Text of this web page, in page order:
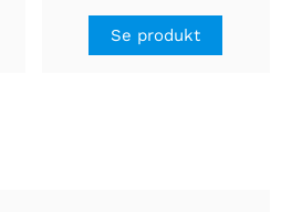
Se produkt